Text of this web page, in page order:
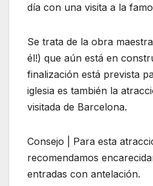
día con una visita a la
Se trata de la obra
él!) que aún está en
finalización está prevista
iglesia es también la
visitada de Barcelona.
Consejo | Para esta
recomendamos
entradas con antelación.